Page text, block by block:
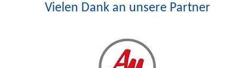
Vielen Dank an unsere Partner